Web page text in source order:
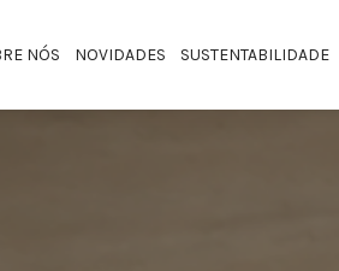
NÓS NOVIDADES SUSTENTABILIDADE